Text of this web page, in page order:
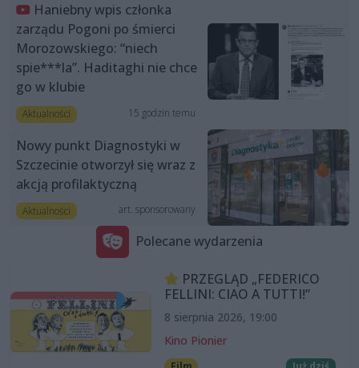
Haniebny wpis członka
zarządu Pogoni po śmierci
Morozowskiego: “niech
spie***la”. Haditaghi nie chce
go w klubie
Aktualności 15 godzin temu
Nowy punkt Diagnostyki w
Szczecinie otworzył się wraz z
akcją profilaktyczną
Aktualności art. sponsorowany
Polecane wydarzenia
PRZEGLĄD „FEDERICO
FELLINI: CIAO A TUTTI!”
8 sierpnia 2026, 19:00
Kino Pionier